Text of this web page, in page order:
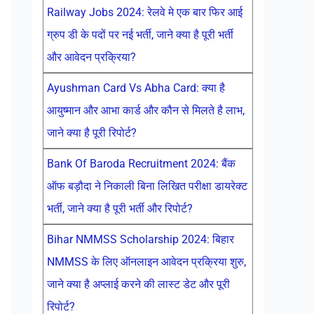
Railway Jobs 2024: रेलवे मे एक बार फिर आई
ग्रुप डी के पदों पर नई भर्ती, जाने क्या है पूरी भर्ती
और आवेदन प्रक्रिया?
Ayushman Card Vs Abha Card: क्या है
आयुष्मान और आभा कार्ड और कौन से मिलते है लाभ,
जाने क्या है पूरी रिपोर्ट?
Bank Of Baroda Recruitment 2024: बैंक
ऑफ बड़ौदा ने निकाली बिना लिखित परीक्षा डायरेक्ट
भर्ती, जाने क्या है पूरी भर्ती और रिपोर्ट?
Bihar NMMSS Scholarship 2024: बिहार
NMMSS के लिए ऑनलाइन आवेदन प्रक्रिया शुरु,
जाने क्या है अप्लाई करने की लास्ट डेट और पूरी
रिपोर्ट?